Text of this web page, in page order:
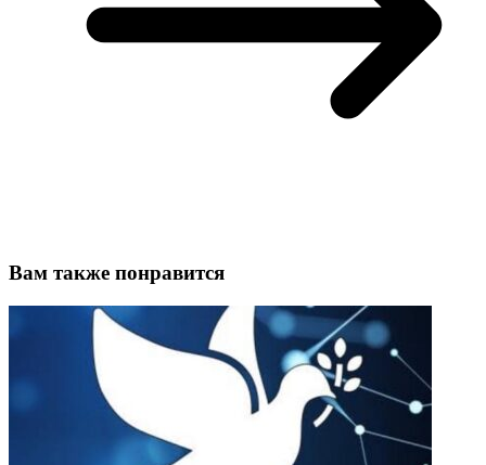
Вам также понравится